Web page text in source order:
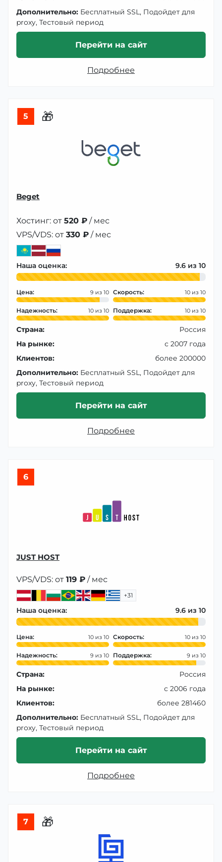
Дополнительно: Бесплатный SSL, Подойдет для
proxy, Тестовый период
Перейти на сайт
Подробнее
5 🎁
Beget
Хостинг: от 520 ₽ / мес
VPS/VDS: от 330 ₽ / мес
Наша оценка: 9.6
Цена: 9 Скорость: 10
Надежность: 10 Поддержка: 10
Страна:
Россия
На рынке:
с 2007 года
Клиентов:
более 200000
Дополнительно: Бесплатный SSL, Подойдет для
proxy, Тестовый период
Перейти на сайт
Подробнее
6
JUST HOST
VPS/VDS: от 119 ₽ / мес
+31
Наша оценка: 9.6
Цена: 10 Скорость: 10
Надежность: 9 Поддержка: 9
Страна:
Россия
На рынке:
с 2006 года
Клиентов:
более 281460
Дополнительно: Бесплатный SSL, Подойдет для
proxy, Тестовый период
Перейти на сайт
Подробнее
7 🎁